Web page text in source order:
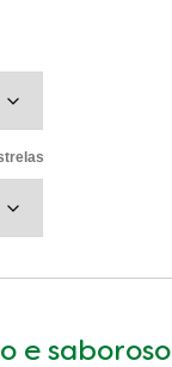
e saboroso